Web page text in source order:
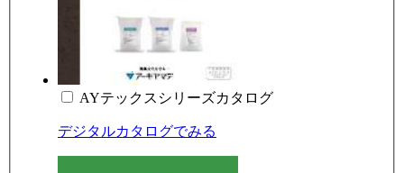
AYテックスシリーズカタログ
デジタルカタログでみる